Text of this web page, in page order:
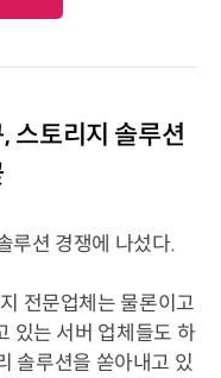
스토리지 솔루션
루션 경쟁에 나섰다.
전문업체는 물론이고
있는 서버 업체들도 하
솔루션을 쏟아내고 있